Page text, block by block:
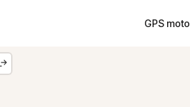
GPS moto